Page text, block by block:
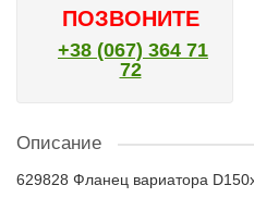
ПОЗВОНИТЕ
+38 (067) 364 71
72
Описание
629828 Фланец вариатора